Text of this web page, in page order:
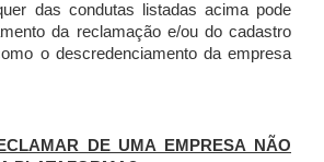
das condutas listadas acima pode
da reclamação e/ou do cadastro
o descredenciamento da empresa
DE UMA EMPRESA NÃO